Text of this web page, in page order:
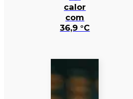
calor
com
36,9 °C